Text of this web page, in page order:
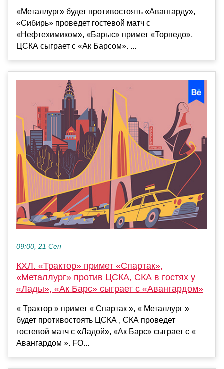
«Металлург» будет противостоять «Авангарду»,
«Сибирь» проведет гостевой матч с
«Нефтехимиком», «Барыс» примет «Торпедо»,
ЦСКА сыграет с «Ак Барсом». ...
09:00, 21 Сен
КХЛ. «Трактор» примет «Спартак»,
«Металлург» против ЦСКА, СКА в гостях у
«Лады», «Ак Барс» сыграет с «Авангардом»
« Трактор » примет « Спартак », « Металлург »
будет противостоять ЦСКА , СКА проведет
гостевой матч с «Ладой», «Ак Барс» сыграет с «
Авангардом ». FO...